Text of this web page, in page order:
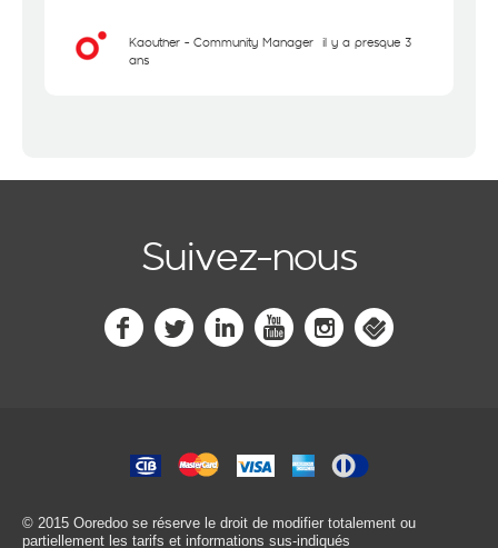
Kaouther - Community Manager il y a presque 3
ans
Suivez-nous
© 2015 Ooredoo se réserve le droit de modifier totalement ou
partiellement les tarifs et informations sus-indiqués